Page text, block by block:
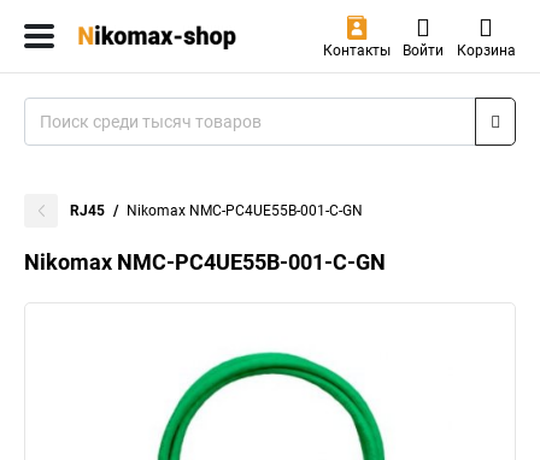
Контакты Войти Корзина
RJ45 Nikomax NMC-PC4UE55B-001-C-GN
Nikomax NMC-PC4UE55B-001-C-GN